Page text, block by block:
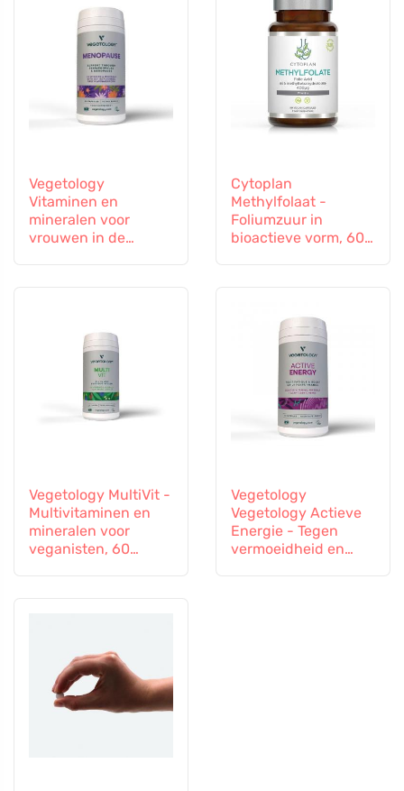
Vegetology
Vitaminen en
mineralen voor
vrouwen in de
Cytoplan
Methylfolaat -
Foliumzuur in
bioactieve vorm, 60
Vegetology MultiVit -
Multivitaminen en
mineralen voor
veganisten, 60
Vegetology
Vegetology Actieve
Energie - Tegen
vermoeidheid en